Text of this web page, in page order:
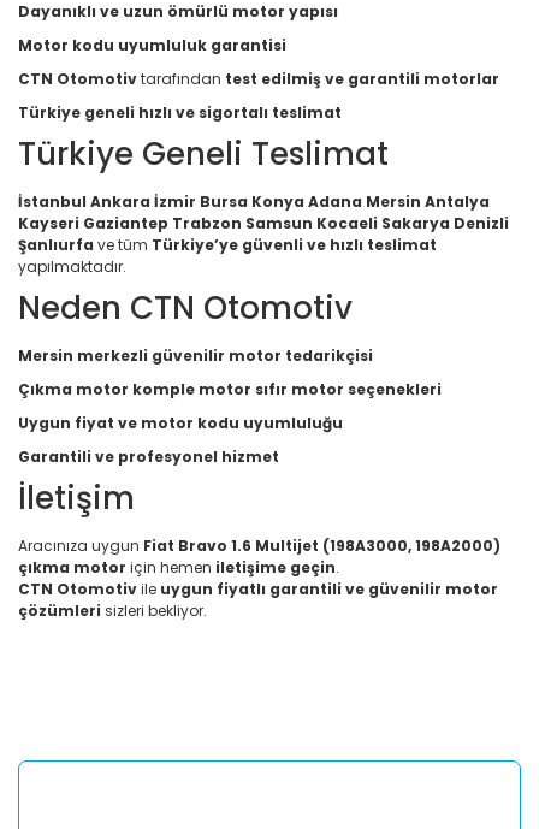
Dayanıklı ve uzun ömürlü motor yapısı
Motor kodu uyumluluk garantisi
CTN Otomotivtarafından test edilmiş ve garantili motorlar
Türkiye geneli hızlı ve sigortalı teslimat
Türkiye Geneli Teslimat
İstanbul Ankara İzmir Bursa Konya Adana Mersin Antalya
Kayseri Gaziantep Trabzon Samsun Kocaeli Sakarya Denizli
Şanlıurfa ve tüm Türkiye’ye güvenli ve hızlı teslimat
yapılmaktadır.
Neden CTN Otomotiv
Mersin merkezli güvenilir motor tedarikçisi
Çıkma motor komple motor sıfır motor seçenekleri
Uygun fiyat ve motor kodu uyumluluğu
Garantili ve profesyonel hizmet
İletişim
Aracınıza uygun Fiat Bravo 1.6 Multijet (198A3000, 198A2000)
çıkma motor için hemen iletişime geçin.
CTN Otomotivile uygun fiyatlı garantili ve güvenilir motor
çözümleri sizleri bekliyor.
Yorum Yaz